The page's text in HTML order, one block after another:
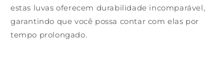
estas luvas oferecem durabilidade incomparável,
garantindo que você possa contar com elas por
tempo prolongado.